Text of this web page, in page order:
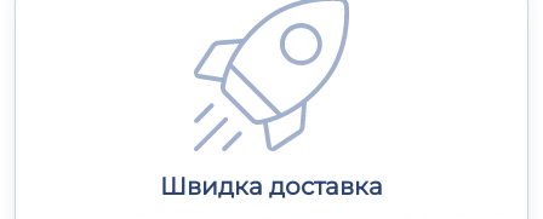
Швидка доставка